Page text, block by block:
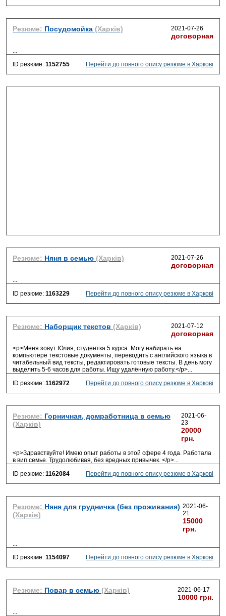
Резюме: Посудомойка (Харків) 2021-07-26
договорная
...
ID резюме: 1152755 Перейти до повного опису резюме в Харкові
Резюме: Няня в семью (Харків) 2021-07-26
договорная
...
ID резюме: 1163229 Перейти до повного опису резюме в Харкові
Резюме: Наборщик текстов (Харків) 2021-07-12
договорная
<p>Меня зовут Юлия, студентка 5 курса. Могу набирать на
компьютере текстовые документы, переводить с английского языка в
читабельный вид тексты, редактировать готовые тексты. В день могу
выделить 5-6 часов для работы. Ищу удалённую работу.</p>...
ID резюме: 1162972 Перейти до повного опису резюме в Харкові
Резюме: Горничная, домработница в семью
(Харків)
2021-06-
23
20000
грн.
<p>Здравствуйте! Имею опыт работы в этой сфере 4 года. Работала
в вип семье. Трудолюбивая, без вредных привычек. </p>...
ID резюме: 1162084 Перейти до повного опису резюме в Харкові
Резюме: Няня для грудничка (без проживания)
(Харків)
2021-06-
21
15000
грн.
...
ID резюме: 1154097 Перейти до повного опису резюме в Харкові
Резюме: Повар в семью (Харків) 2021-06-17
10000 грн.
...